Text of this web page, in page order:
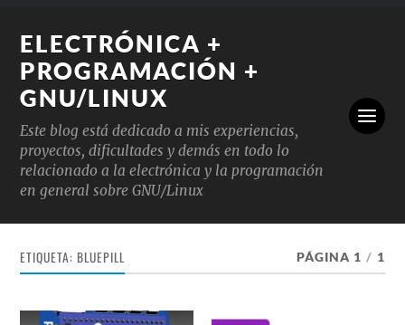
ELECTRÓNICA +
PROGRAMACIÓN +
GNU/LINUX
Este blog está dedicado a mis experiencias,
proyectos, dificultades y demás en todo lo
relacionado a la electrónica y la programación
en general sobre GNU/Linux
ETIQUETA: BLUEPILL PÁGINA 1 / 1